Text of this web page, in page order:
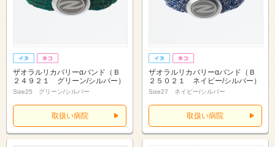
ザオラルリカバリーαバンド（Ｂ
２４９２１ グリーン/シルバー）
Size25 グリーン/シルバー
取扱い病院
ザオラルリカバリーαバンド（Ｂ
２５０２１ ネイビー/シルバー）
Size27 ネイビー/シルバー
取扱い病院